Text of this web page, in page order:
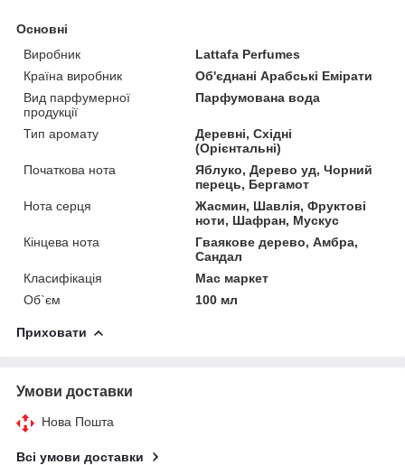
Основні
Виробник
Lattafa Perfumes
Країна виробник
Об'єднані Арабські Емірати
Вид парфумерної
продукції
Парфумована вода
Тип аромату
Деревні, Східні
(Орієнтальні)
Початкова нота
Яблуко, Дерево уд, Чорний
перець, Бергамот
Нота серця
Жасмин, Шавлія, Фруктові
ноти, Шафран, Мускус
Кінцева нота
Гваякове дерево, Амбра,
Сандал
Класифікація
Мас маркет
Об`єм
100 мл
Приховати
Умови доставки
Нова Пошта
Всі умови доставки